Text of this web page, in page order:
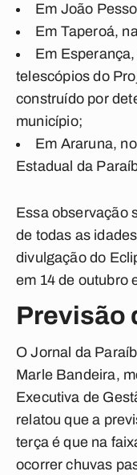
Em João
Em Taperoá,
Em
telescópios do
construído por
município;
Em Araruna,
Estadual da
Essa observação
de todas as
divulgação do
em 14 de outubro
Previsão
O Jornal da
Marle Bandeira,
Executiva de
relatou que a
terça é que na
ocorrer chuvas